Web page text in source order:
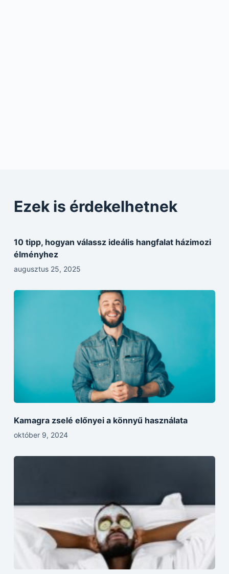
Ezek is érdekelhetnek
10 tipp, hogyan válassz ideális hangfalat házimozi
élményhez
augusztus 25, 2025
Kamagra zselé előnyei a könnyű használata
október 9, 2024